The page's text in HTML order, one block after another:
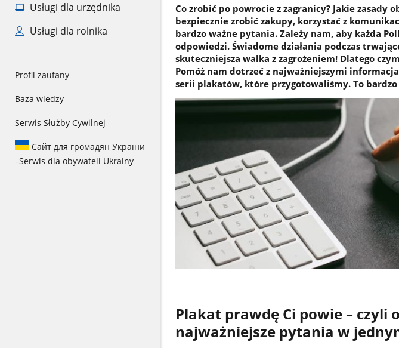
Usługi dla urzędnika
Usługi dla rolnika
Profil zaufany
Baza wiedzy
Serwis Służby Cywilnej
Сайт для громадян України
–Serwis dla obywateli Ukrainy
Co zrobić po powrocie z zagranicy? Jakie zasady
bezpiecznie zrobić zakupy, korzystać z
bardzo ważne pytania. Zależy nam, aby każda
odpowiedzi. Świadome działania podczas
skuteczniejsza walka z zagrożeniem! Dlatego
Pomóż nam dotrzeć z najważniejszymi
serii plakatów, które przygotowaliśmy. To
Plakat prawdę Ci powie – czyli
najważniejsze pytania w